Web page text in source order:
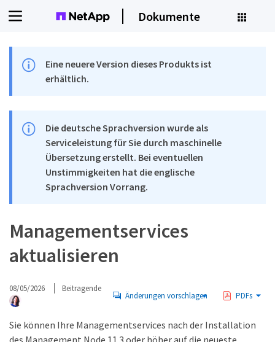
Dokumente
Eine neuere Version dieses Produkts ist
erhältlich.
Die deutsche Sprachversion wurde als
Serviceleistung für Sie durch maschinelle
Übersetzung erstellt. Bei eventuellen
Unstimmigkeiten hat die englische
Sprachversion Vorrang.
Managementservices
aktualisieren
08/05/2026 Beitragende
Änderungen vorschlagen PDFs
Sie können Ihre Managementservices nach der Installation
des Management Node 11.3 oder höher auf die neueste